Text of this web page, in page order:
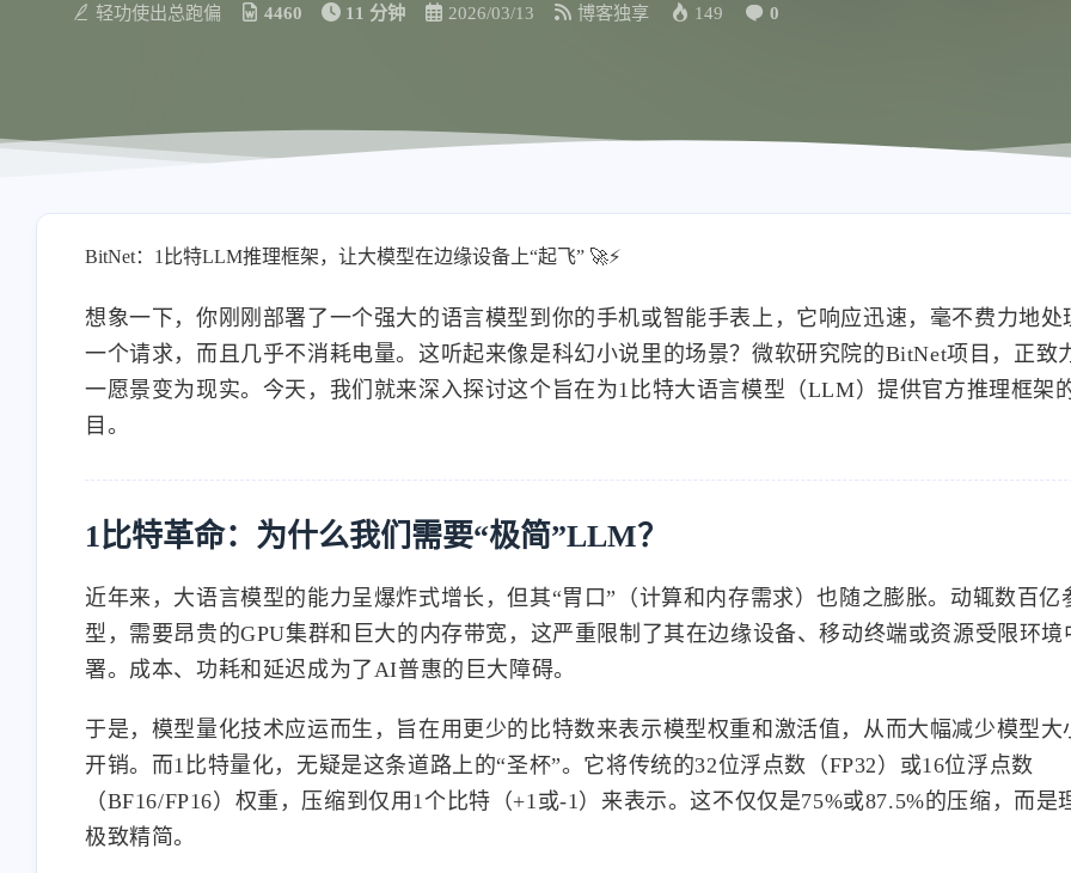
轻功使出总跑偏 4460 11 分钟 2026/03/13 博客独享 149 0
BitNet：1比特LLM推理框架，让大模型在边缘设备上“起飞” 🚀⚡
想象一下，你刚刚部署了一个强大的语言模型到你的手机或智能手表上，它响应迅速，毫不费力地处
一个请求，而且几乎不消耗电量。这听起来像是科幻小说里的场景？微软研究院的BitNet项目，正致
一愿景变为现实。今天，我们就来深入探讨这个旨在为1比特大语言模型（LLM）提供官方推理框架
目。
1比特革命：为什么我们需要“极简”LLM？
近年来，大语言模型的能力呈爆炸式增长，但其“胃口”（计算和内存需求）也随之膨胀。动辄数百亿
型，需要昂贵的GPU集群和巨大的内存带宽，这严重限制了其在边缘设备、移动终端或资源受限环境
署。成本、功耗和延迟成为了AI普惠的巨大障碍。
于是，模型量化技术应运而生，旨在用更少的比特数来表示模型权重和激活值，从而大幅减少模型大
开销。而1比特量化，无疑是这条道路上的“圣杯”。它将传统的32位浮点数（FP32）或16位浮点数
（BF16/FP16）权重，压缩到仅用1个比特（+1或-1）来表示。这不仅仅是75%或87.5%的压缩，而是
极致精简。